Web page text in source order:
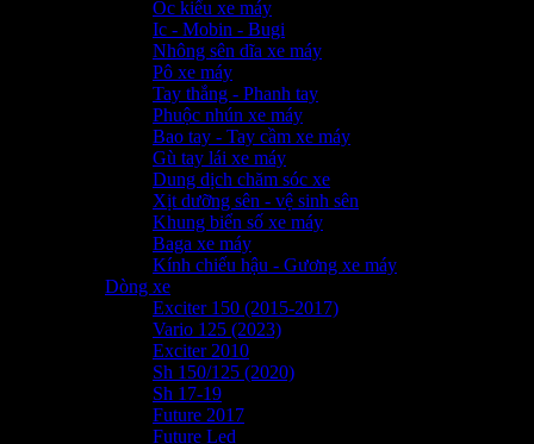
Ốc kiểu xe máy
Ic - Mobin - Bugi
Nhông sên dĩa xe máy
Pô xe máy
Tay thắng - Phanh tay
Phuộc nhún xe máy
Bao tay - Tay cầm xe máy
Gù tay lái xe máy
Dung dịch chăm sóc xe
Xịt dưỡng sên - vệ sinh sên
Khung biển số xe máy
Baga xe máy
Kính chiếu hậu - Gương xe máy
Dòng xe
Exciter 150 (2015-2017)
Vario 125 (2023)
Exciter 2010
Sh 150/125 (2020)
Sh 17-19
Future 2017
Future Led